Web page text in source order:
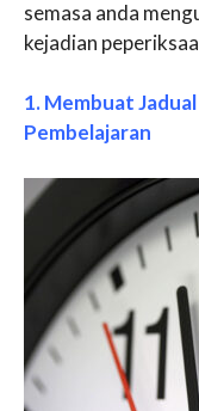
semasa anda
kejadian
1. Membuat
Pembelajaran